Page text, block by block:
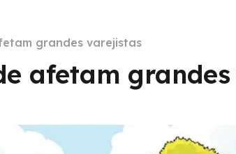
grandes varejistas
afetam